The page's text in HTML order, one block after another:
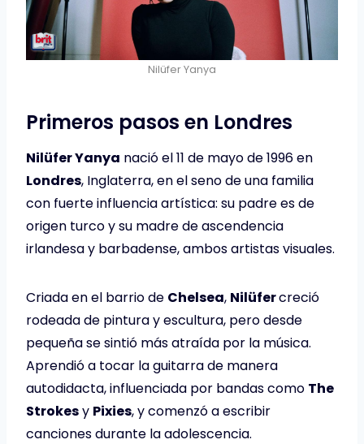
Nilüfer Yanya
Primeros pasos en Londres
Nilüfer Yanya nació el 11 de mayo de 1996 en
Londres, Inglaterra, en el seno de una familia
con fuerte influencia artística: su padre es de
origen turco y su madre de ascendencia
irlandesa y barbadense, ambos artistas visuales.
Criada en el barrio de Chelsea, Nilüfercreció
rodeada de pintura y escultura, pero desde
pequeña se sintió más atraída por la música.
Aprendió a tocar la guitarra de manera
autodidacta, influenciada por bandas como The
Strokesy Pixies, y comenzó a escribir
canciones durante la adolescencia.